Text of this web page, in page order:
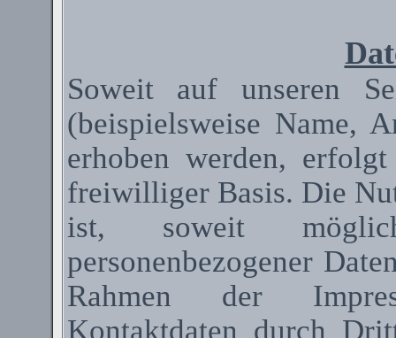
Soweit auf unseren
(beispielsweise Name,
erhoben werden,
freiwilliger Basis. Die
ist, soweit
personenbezogener
Rahmen der
Kontaktdaten durch